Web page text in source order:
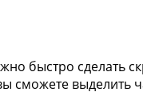
быстро сделать
сможете выделить